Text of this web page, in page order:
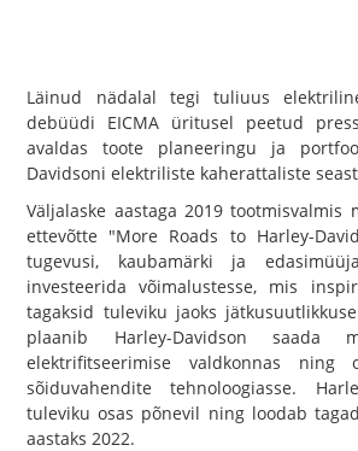
Läinud nädalal tegi tuliuus
debüüdi EICMA üritusel peetud
avaldas toote planeeringu ja
Davidsoni elektriliste kaherattaliste
Väljalaske aastaga 2019
ettevõtte "More Roads to Harley-
tugevusi, kaubamärki ja
investeerida võimalustesse, mis
tagaksid tuleviku jaoks
plaanib Harley-Davidson saada
elektrifitseerimise valdkonnas ning
sõiduvahendite tehnoloogiasse.
tuleviku osas põnevil ning loodab
aastaks 2022.